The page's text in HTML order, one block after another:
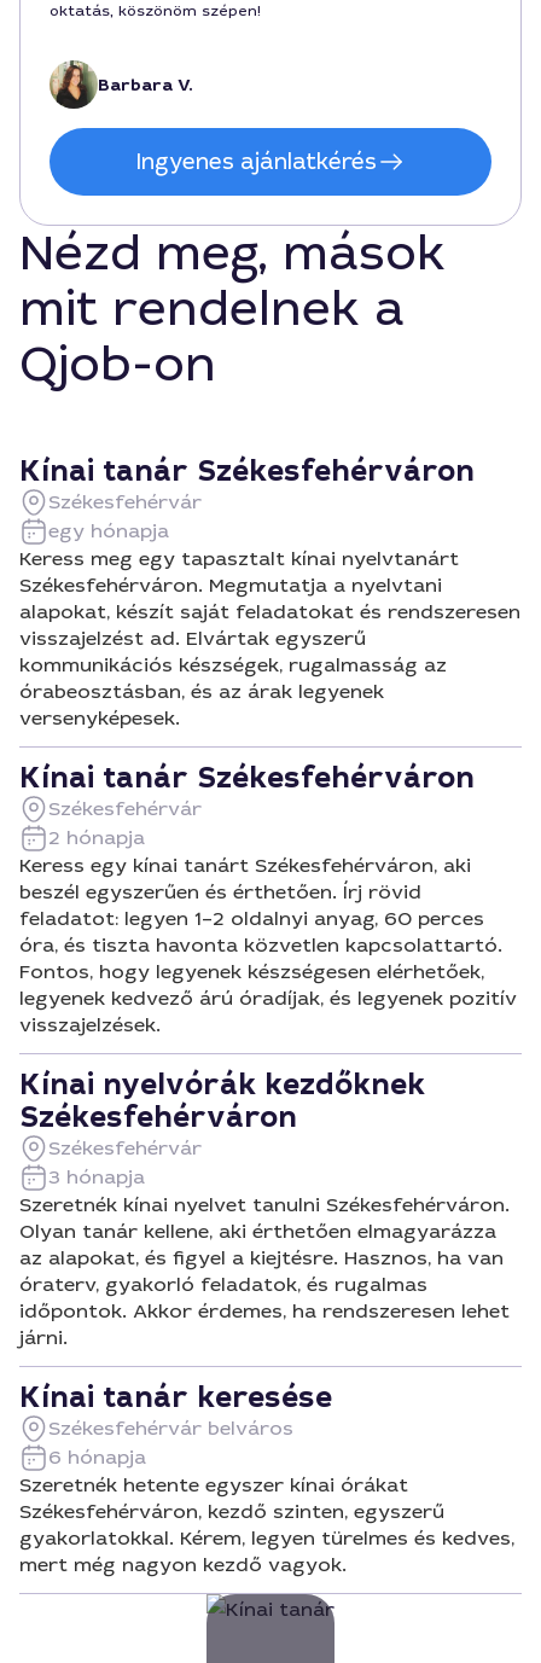
oktatás, köszönöm szépen!
Barbara V.
Ingyenes ajánlatkérés
Nézd meg, mások
mit rendelnek a
Qjob-on
Kínai tanár Székesfehérváron
Székesfehérvár
egy hónapja
Keress meg egy tapasztalt kínai nyelvtanárt
Székesfehérváron. Megmutatja a nyelvtani
alapokat, készít saját feladatokat és rendszeresen
visszajelzést ad. Elvártak egyszerű
kommunikációs készségek, rugalmasság az
órabeosztásban, és az árak legyenek
versenyképesek.
Kínai tanár Székesfehérváron
Székesfehérvár
2 hónapja
Keress egy kínai tanárt Székesfehérváron, aki
beszél egyszerűen és érthetően. Írj rövid
feladatot: legyen 1–2 oldalnyi anyag, 60 perces
óra, és tiszta havonta közvetlen kapcsolattartó.
Fontos, hogy legyenek készségesen elérhetőek,
legyenek kedvező árú óradíjak, és legyenek pozitív
visszajelzések.
Kínai nyelvórák kezdőknek
Székesfehérváron
Székesfehérvár
3 hónapja
Szeretnék kínai nyelvet tanulni Székesfehérváron.
Olyan tanár kellene, aki érthetően elmagyarázza
az alapokat, és figyel a kiejtésre. Hasznos, ha van
óraterv, gyakorló feladatok, és rugalmas
időpontok. Akkor érdemes, ha rendszeresen lehet
járni.
Kínai tanár keresése
Székesfehérvár belváros
6 hónapja
Szeretnék hetente egyszer kínai órákat
Székesfehérváron, kezdő szinten, egyszerű
gyakorlatokkal. Kérem, legyen türelmes és kedves,
mert még nagyon kezdő vagyok.